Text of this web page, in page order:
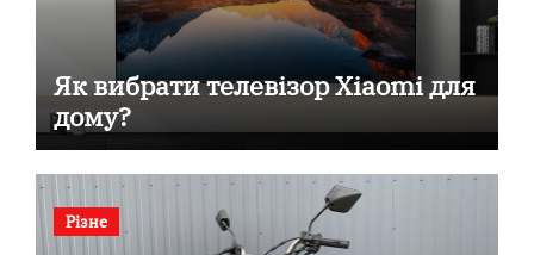
Як вибрати телевізор Xiaomi для
дому?
Різне